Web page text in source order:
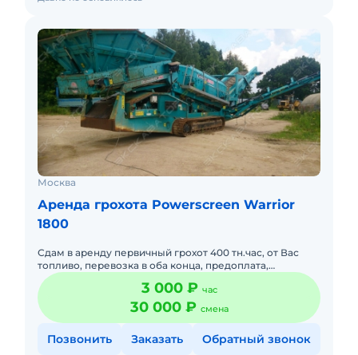
Москва
Аренда грохота Powerscreen Warrior
1800
Сдам в аренду первичный грохот 400 тн.час, от Вас
топливо, перевозка в оба конца, предоплата,
размещение оператора.
3 000 ₽ час
30 000 ₽ смена
Позвонить Заказать Обратный звонок